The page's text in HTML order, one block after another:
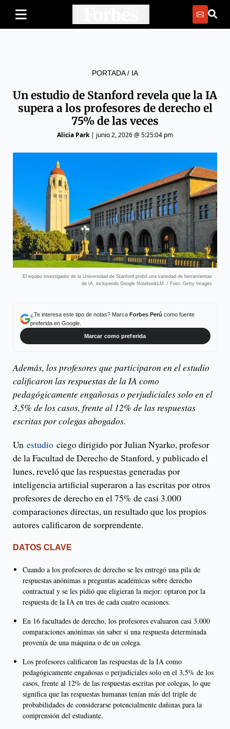
PORTADA/ IA
Un estudio de Stanford revela que la IA
supera a los profesores de derecho el
75% de las veces
Alicia Park| junio 2, 2026 @ 5:25:04 pm
El equipo investigador de la Universidad de Stanford probó una variedad de herramientas
de IA, incluyendo Google NotebookLM. / Foto: Getty Images
¿Te interesa este tipo de notas? Marca Forbes Perú como fuente
preferida en Google.
Marcar como preferida
Además, los profesores que participaron en el estudio
calificaron las respuestas de la IA como
pedagógicamente engañosas o perjudiciales solo en el
3,5% de los casos, frente al 12% de las respuestas
escritas por colegas abogados.
Un estudio ciego dirigido por Julian Nyarko, profesor
de la Facultad de Derecho de Stanford, y publicado el
lunes, reveló que las respuestas generadas por
inteligencia artificial superaron a las escritas por otros
profesores de derecho en el 75% de casi 3.000
comparaciones directas, un resultado que los propios
autores calificaron de sorprendente.
DATOS CLAVE
Cuando a los profesores de derecho se les entregó una pila de
respuestas anónimas a preguntas académicas sobre derecho
contractual y se les pidió que eligieran la mejor: optaron por la
respuesta de la IA en tres de cada cuatro ocasiones.
En 16 facultades de derecho, los profesores evaluaron casi 3.000
comparaciones anónimas sin saber si una respuesta determinada
provenía de una máquina o de un colega.
Los profesores calificaron las respuestas de la IA como
pedagógicamente engañosas o perjudiciales solo en el 3,5% de los
casos, frente al 12% de las respuestas escritas por colegas, lo que
significa que las respuestas humanas tenían más del triple de
probabilidades de considerarse potencialmente dañinas para la
comprensión del estudiante.